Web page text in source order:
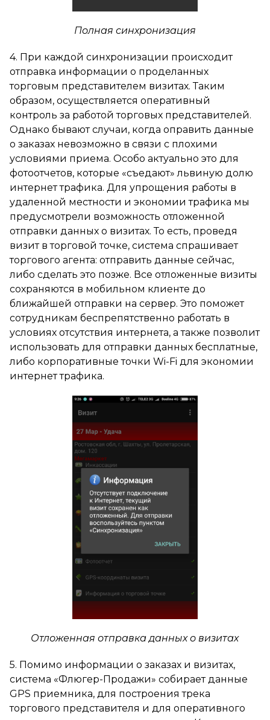
Полная синхронизация
4. При каждой синхронизации происходит
отправка информации о проделанных
торговым представителем визитах. Таким
образом, осуществляется оперативный
контроль за работой торговых представителей.
Однако бывают случаи, когда оправить данные
о заказах невозможно в связи с плохими
условиями приема. Особо актуально это для
фотоотчетов, которые «съедают» львиную долю
интернет трафика. Для упрощения работы в
удаленной местности и экономии трафика мы
предусмотрели возможность отложенной
отправки данных о визитах. То есть, проведя
визит в торговой точке, система спрашивает
торгового агента: отправить данные сейчас,
либо сделать это позже. Все отложенные визиты
сохраняются в мобильном клиенте до
ближайшей отправки на сервер. Это поможет
сотрудникам беспрепятственно работать в
условиях отсутствия интернета, а также позволит
использовать для отправки данных бесплатные,
либо корпоративные точки Wi-Fi для экономии
интернет трафика.
Отложенная отправка данных о визитах
5. Помимо информации о заказах и визитах,
система «Флюгер-Продажи» собирает данные
GPS приемника, для построения трека
торгового представителя и для оперативного